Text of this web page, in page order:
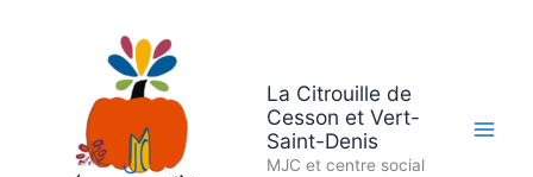
La Citrouille de
Cesson et Vert-
Saint-Denis
MJC et centre social